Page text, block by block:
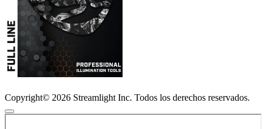
Copyright© 2026 Streamlight Inc. Todos los derechos reservados.